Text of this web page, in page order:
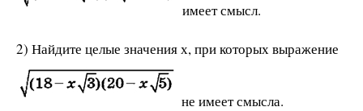
имеет смысл.
2) Найдите целые значения х, при которых выражение
не имеет смысла.